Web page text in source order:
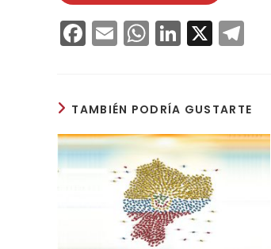
F
e
b
o
E
l
W
ts
A
p
p
Li
e
dI
n
X
gr
a
m
TAMBIÉN PODRÍA GUSTARTE